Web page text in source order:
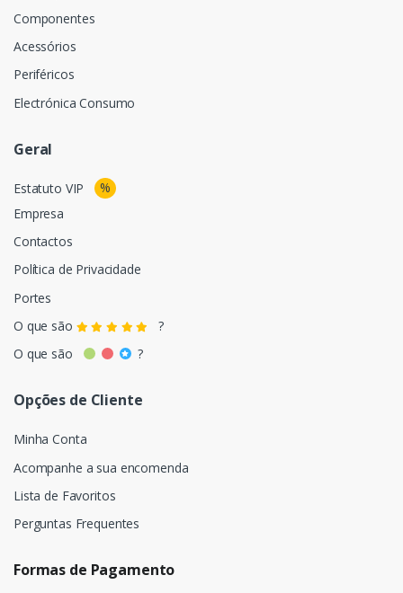
Componentes
Acessórios
Periféricos
Electrónica Consumo
Geral
Estatuto VIP
%
Empresa
Contactos
Política de Privacidade
Portes
O que são
?
O que são
?
Opções de Cliente
Minha Conta
Acompanhe a sua encomenda
Lista de Favoritos
Perguntas Frequentes
Formas de Pagamento